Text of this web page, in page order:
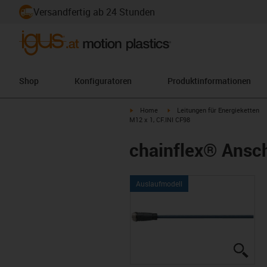
Versandfertig ab 24 Stunden
Shop Konfiguratoren Produktinformationen
igus-icon-arrow-right
Home igus-icon-arrow-right
Leitungen für Energieketten
M12 x 1, CF.INI CF98
chainflex®
Auslaufmodell